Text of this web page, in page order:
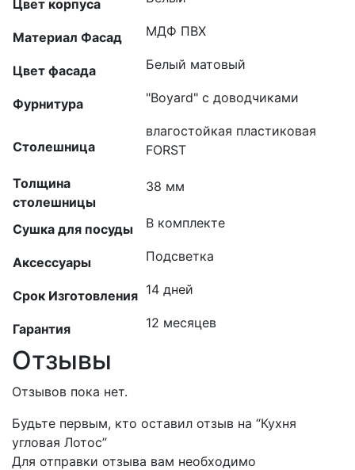
Цвет корпуса
Материал Фасад МДФ ПВХ
Цвет фасада Белый матовый
Фурнитура "Boyard" с доводчиками
Столешница
влагостойкая пластиковая
FORST
Толщина
столешницы
38 мм
Сушка для посуды В комплекте
Аксессуары Подсветка
Срок Изготовления 14 дней
Гарантия 12 месяцев
Отзывы
Отзывов пока нет.
Будьте первым, кто оставил отзыв на “Кухня
угловая Лотос”
Для отправки отзыва вам необходимо